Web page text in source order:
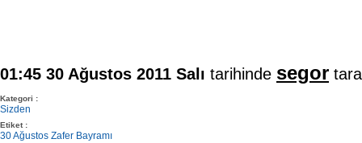
01:45 30 Ağustos 2011 Salı tarihinde segor
Kategori :
Sizden
Etiket :
30 Ağustos Zafer Bayramı